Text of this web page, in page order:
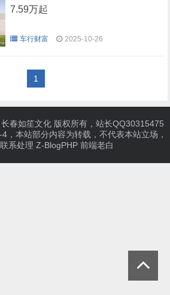
7.59万起
车行财富 2025-10-26
1
春如笙文化 版权所有，站长QQ30315475
4，本站部分内容为转载，不代表本站立场，
系处理 Z-BlogPHP 前端老白